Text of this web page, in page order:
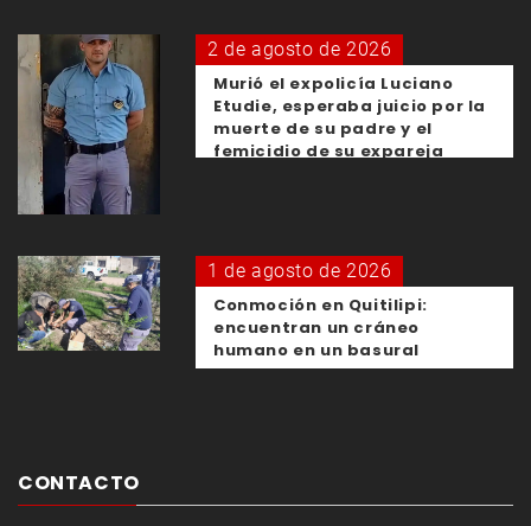
2 de agosto de 2026
Murió el expolicía Luciano
Etudie, esperaba juicio por la
muerte de su padre y el
femicidio de su expareja
1 de agosto de 2026
Conmoción en Quitilipi:
encuentran un cráneo
humano en un basural
CONTACTO